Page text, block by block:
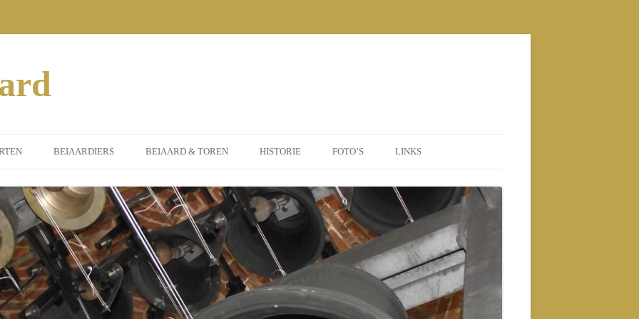
2014
2015
2016
BEIAARDIERS
DORPSBEIAARDIER
GASTBEIAARDIERS
BEIAARD & TOREN
INSTRUMENT
ST. PETRUS TOREN
HISTORIE FOTO’S
POSTERS
2010 NIEUWE BEIAARD
2010
LINKS